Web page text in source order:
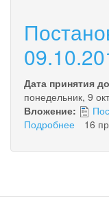
от
года
Дата принятия
понедельник, 9
Вложение:
Подробнее
№183
года
16